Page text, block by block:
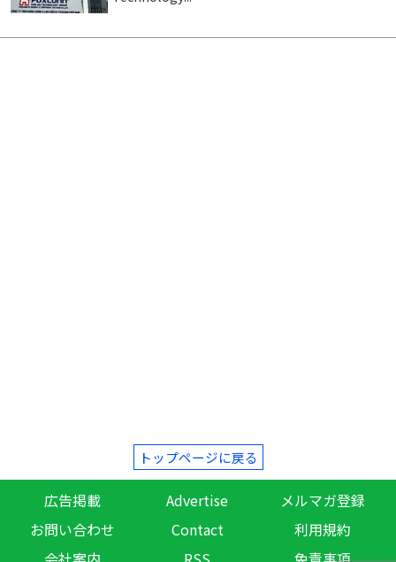
トップページに戻る
広告掲載 Advertise
メルマガ登録
お問い合わせ
Contact
利用規約